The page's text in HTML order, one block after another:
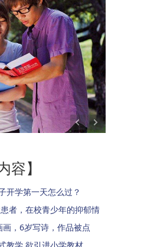
容】
开学第一天怎么过？
者，在校青少年的抑郁情
，6岁写诗，作品被点